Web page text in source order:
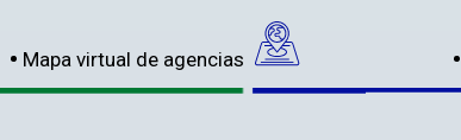
Mapa virtual de agencias